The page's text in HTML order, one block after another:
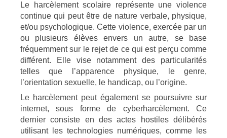
Le harcèlement scolaire représente une violence
continue qui peut être de nature verbale, physique,
et/ou psychologique. Cette violence, exercée par un
ou plusieurs élèves envers un autre, se base
fréquemment sur le rejet de ce qui est perçu comme
différent. Elle vise notamment des particularités
telles que l’apparence physique, le genre,
l’orientation sexuelle, le handicap, ou l’origine.
Le harcèlement peut également se poursuivre sur
internet, sous forme de cyberharcèlement. Ce
dernier consiste en des actes hostiles délibérés
utilisant les technologies numériques, comme les